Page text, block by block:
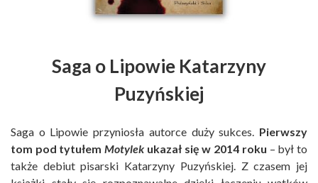
Saga o Lipowie Katarzyny
Puzyńskiej
Saga o Lipowie przyniosła autorce duży sukces. Pierwszy
tom pod tytułemMotylek ukazał się w 2014 roku – był to
także debiut pisarski Katarzyny Puzyńskiej. Z czasem jej